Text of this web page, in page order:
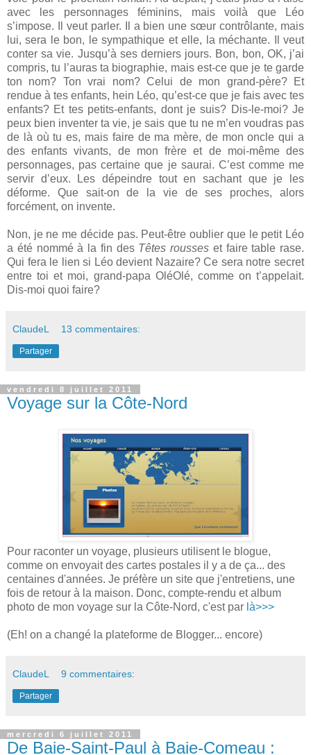
avec les personnages féminins, mais voilà que Léo
s’impose. Il veut parler. Il a bien une sœur contrôlante, mais
lui, sera le bon, le sympathique et elle, la méchante. Il veut
conter sa vie. Jusqu’à ses derniers jours. Bon, bon, OK, j’ai
compris, tu l’auras ta biographie, mais est-ce que je te garde
ton nom? Ton vrai nom? Celui de mon grand-père? Et
rendue à tes enfants, hein Léo, qu’est-ce que je fais avec tes
enfants? Et tes petits-enfants, dont je suis? Dis-le-moi? Je
peux bien inventer ta vie, je sais que tu ne m’en voudras pas
de là où tu es, mais faire de ma mère, de mon oncle qui a
des enfants vivants, de mon frère et de moi-même des
personnages, pas certaine que je saurai. C’est comme me
servir d’eux. Les dépeindre tout en sachant que je les
déforme. Que sait-on de la vie de ses proches, alors
forcément, on invente.
Non, je ne me décide pas. Peut-être oublier que le petit Léo
a été nommé à la fin des Têtes rousses et faire table rase.
Qui fera le lien si Léo devient Nazaire? Ce sera notre secret
entre toi et moi, grand-papa OléOlé, comme on t’appelait.
Dis-moi quoi faire?
ClaudeL 13 commentaires:
Partager
vendredi 8 juillet 2011
Voyage sur la Côte-Nord
Pour raconter un voyage, plusieurs utilisent le blogue,
comme on envoyait des cartes postales il y a de ça... des
centaines d'années. Je préfère un site que j'entretiens, une
fois de retour à la maison. Donc, compte-rendu et album
photo de mon voyage sur la Côte-Nord, c'est par là>>>
(Eh! on a changé la plateforme de Blogger... encore)
ClaudeL 9 commentaires:
Partager
mercredi 6 juillet 2011
De Baie-Saint-Paul à Baie-Comeau :